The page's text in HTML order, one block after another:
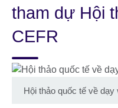
tham dự Hội
CEFR
Hội thảo quốc tế về dạy